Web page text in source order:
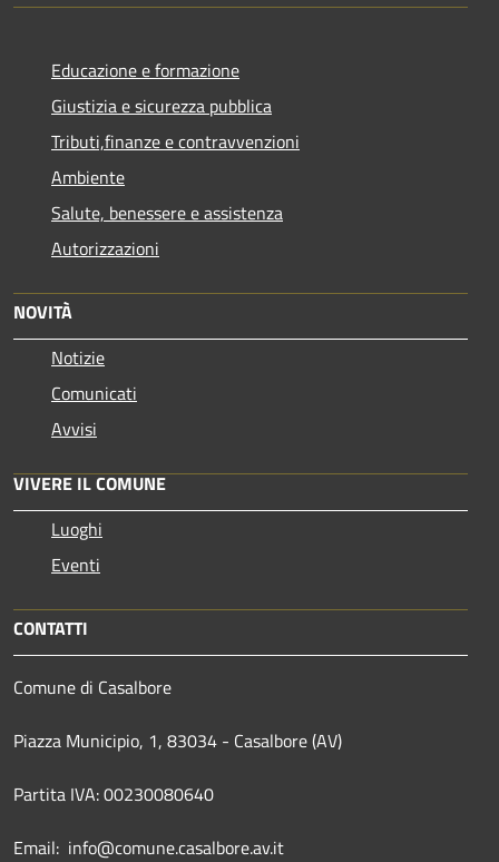
Educazione e formazione
Giustizia e sicurezza pubblica
Tributi,finanze e contravvenzioni
Ambiente
Salute, benessere e assistenza
Autorizzazioni
NOVITÀ
Notizie
Comunicati
Avvisi
VIVERE IL COMUNE
Luoghi
Eventi
CONTATTI
Comune di Casalbore
Piazza Municipio, 1, 83034 - Casalbore (AV)
Partita IVA: 00230080640
Email: info@comune.casalbore.av.it